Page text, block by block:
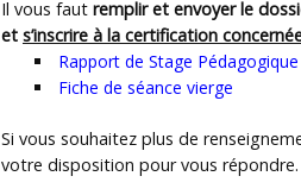
Il vous faut remplir et envoyer le
et s’inscrire à la certification
Rapport de Stage Pédagogique
Fiche de séance vierge
Si vous souhaitez plus de
votre disposition pour vous répondre.